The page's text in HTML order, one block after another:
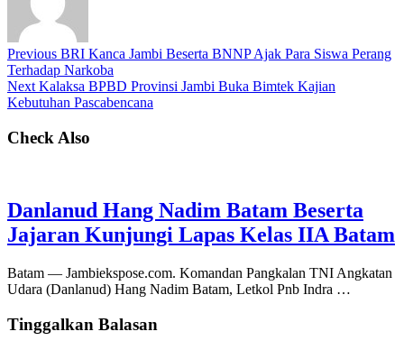
Previous BRI Kanca Jambi Beserta BNNP Ajak Para Siswa Perang
Terhadap Narkoba
Next Kalaksa BPBD Provinsi Jambi Buka Bimtek Kajian
Kebutuhan Pascabencana
Check Also
Danlanud Hang Nadim Batam Beserta
Jajaran Kunjungi Lapas Kelas IIA Batam
Batam — Jambiekspose.com. Komandan Pangkalan TNI Angkatan
Udara (Danlanud) Hang Nadim Batam, Letkol Pnb Indra …
Tinggalkan Balasan